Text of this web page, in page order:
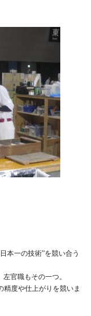
本一の技術”を競い合う
官職もその一つ。
精度や仕上がりを競いま